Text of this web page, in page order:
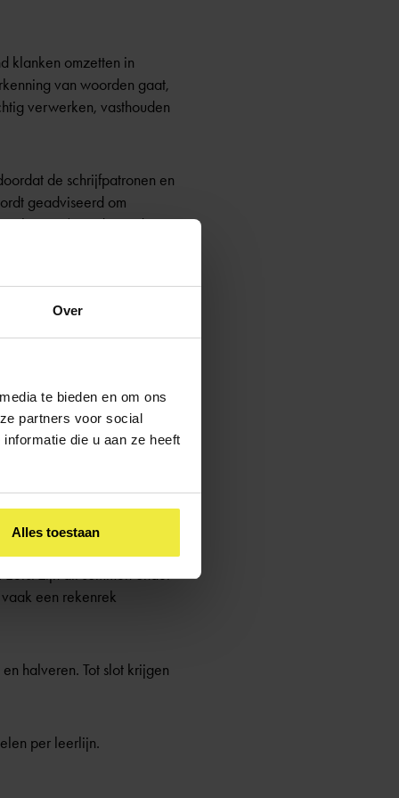
Over
te bieden en om ons
partners voor social
die u aan ze heeft
Alles toestaan
klanken omzetten in
van woorden gaat,
verwerken, vasthouden
de schrijfpatronen en
geadviseerd om
(Astrid Geudens,
zijn dit sommen onder
een rekenrek
halveren. Tot slot krijgen
per leerlijn.